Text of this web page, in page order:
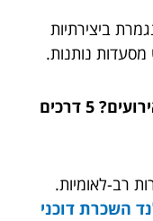
ביצירתיות
נותנות.
האם זה מתאים לכל סוגי האירועים? 5 דרכים
רב-לאומיות.
השכרת דוכני